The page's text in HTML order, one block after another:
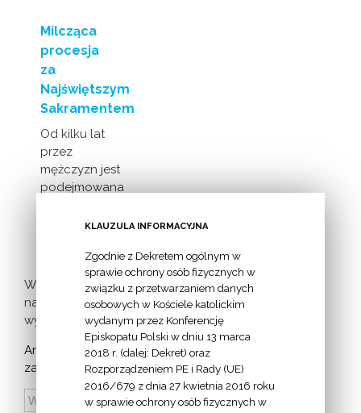
Milcząca
procesja
za
Najświętszym
Sakramentem
Od kilku lat
przez
mężczyzn jest
podejmowana
milczącej [...]
Więcej
nadchodzących
wydarzeń >
Archiwum
zapowiedzi:
KLAUZULA INFORMACYJNA
Zgodnie z Dekretem ogólnym w
sprawie ochrony osób fizycznych w
związku z przetwarzaniem danych
osobowych w Kościele katolickim
wydanym przez Konferencję
Episkopatu Polski w dniu 13 marca
2018 r. (dalej: Dekret) oraz
Rozporządzeniem PE i Rady (UE)
2016/679 z dnia 27 kwietnia 2016 roku
w sprawie ochrony osób fizycznych w